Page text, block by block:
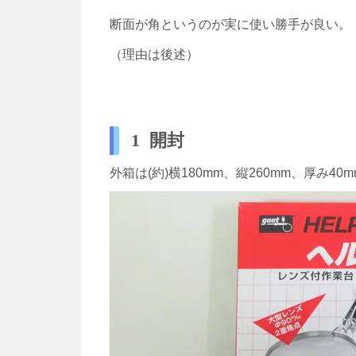
断面が角というのが実に使い勝手が良い。
（理由は後述）
1 開封
外箱は(約)横180mm、縦260mm、厚み